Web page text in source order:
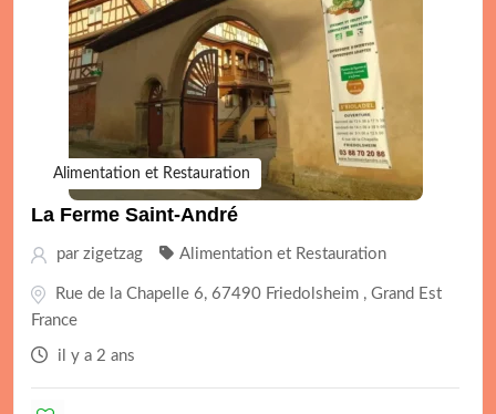
Alimentation et Restauration
La Ferme Saint-André
par zigetzag Alimentation et Restauration
Rue de la Chapelle 6, 67490 Friedolsheim , Grand Est
France
il y a 2 ans